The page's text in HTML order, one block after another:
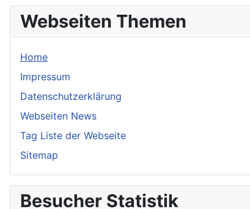
Webseiten Themen
Home
Impressum
Datenschutzerklärung
Webseiten News
Tag Liste der Webseite
Sitemap
Besucher Statistik